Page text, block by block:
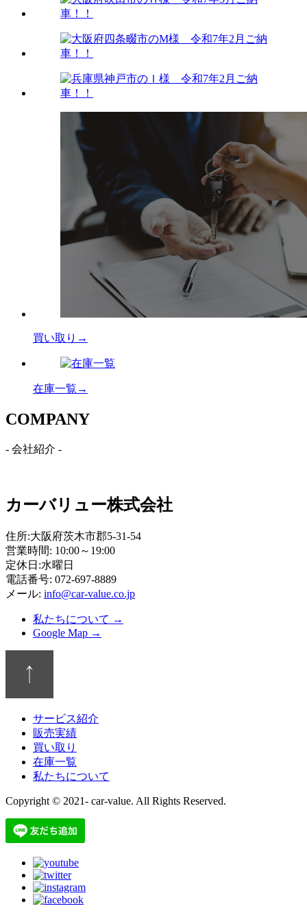
買い取り→
在庫一覧→
COMPANY
- 会社紹介 -
カーバリュー株式会社
住所:大阪府茨木市郡5-31-54
営業時間: 10:00～19:00
定休日:水曜日
電話番号: 072-697-8889
メール: info@car-value.co.jp
私たちについて →
Google Map →
サービス紹介
販売実績
買い取り
在庫一覧
私たちについて
Copyright © 2021- car-value. All Rights Reserved.